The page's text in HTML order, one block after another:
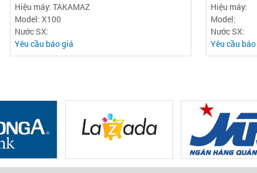
Hiệu máy: TAKAMAZ
Model: X100
Nước SX:
Yêu cầu báo giá
Hiệu máy:
Model:
Nước SX:
Yêu cầu